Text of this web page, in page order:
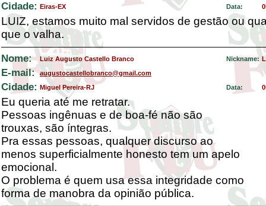
Cidade: Eiras-EX Data:
LUIZ, estamos muito mal servidos de gestão ou
que o valha.
Nome: Luiz Augusto Castello Branco Nickname:
E-mail: augustocastellobranco@gmail.com
Cidade: Miguel Pereira-RJ Data:
Eu queria até me retratar.
Pessoas ingênuas e de boa-fé não são
trouxas, são íntegras.
Pra essas pessoas, qualquer discurso ao
menos superficialmente honesto tem um apelo
emocional.
O problema é quem usa essa integridade como
forma de manobra da opinião pública.